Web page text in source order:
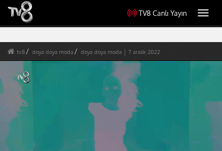
TV8 Canlı Yayın
tv8 doya doya moda doya doya moda │ 7 aralık 2022